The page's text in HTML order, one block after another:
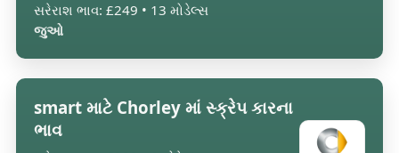
સરેરાશ ભાવ: £249 • 13 મોડેલ્સ
જુઓ
smart માટે Chorley માં સ્ક્રેપ કારના
ભાવ